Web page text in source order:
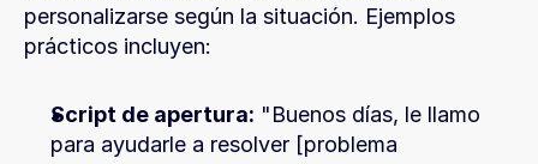
personalizarse según la situación. Ejemplos
prácticos incluyen:
Script de apertura: "Buenos días, le llamo
para ayudarle a resolver [problema